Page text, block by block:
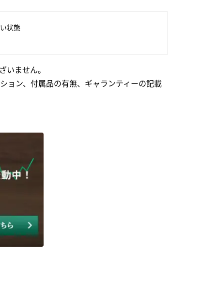
状態
いません。
ョン、付属品の有無、ギャランティーの記載